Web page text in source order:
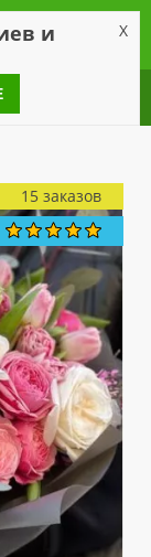
15 заказов
и X